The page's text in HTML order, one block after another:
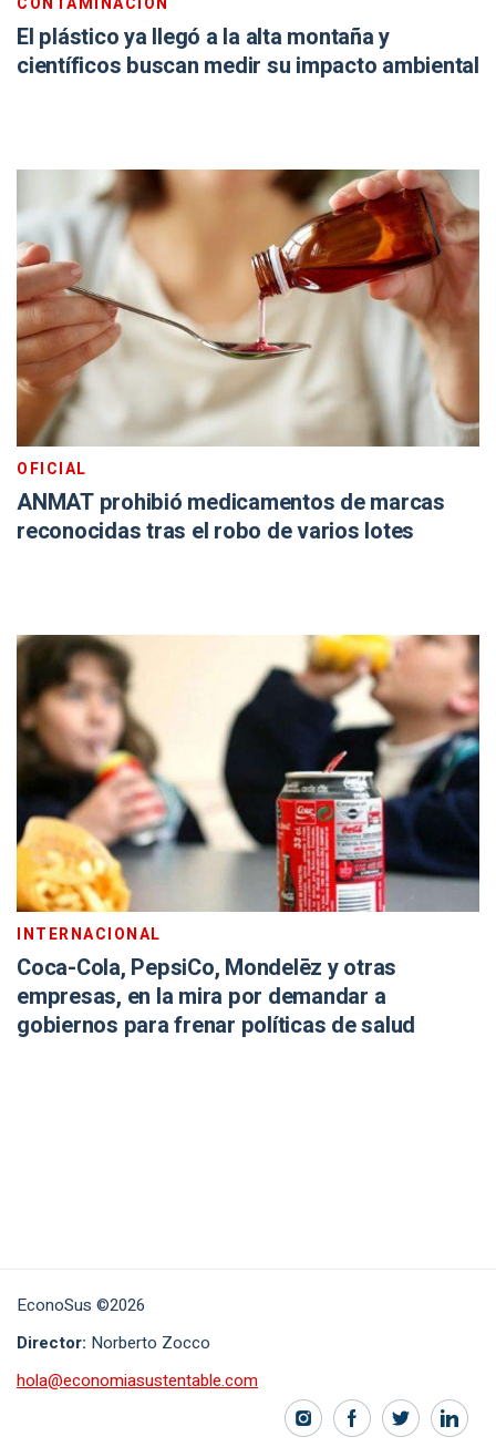
El plástico ya llegó a la alta montaña y
científicos buscan medir su impacto ambiental
OFICIAL
ANMAT prohibió medicamentos de marcas
reconocidas tras el robo de varios lotes
INTERNACIONAL
Coca-Cola, PepsiCo, Mondelēz y otras
empresas, en la mira por demandar a
gobiernos para frenar políticas de salud
EconoSus ©2026
Director: Norberto Zocco
hola@economiasustentable.com